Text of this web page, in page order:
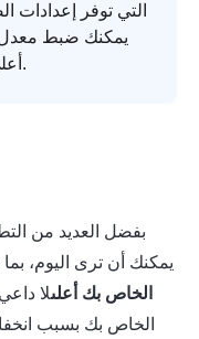
أعلى وحتى إلغاء الضوضاء تلقائيًا.
بفضل العديد من
يمكنك أن ترى اليوم،
اجعل صوت ملف MP3 الخاص بك أعلىلا داعي